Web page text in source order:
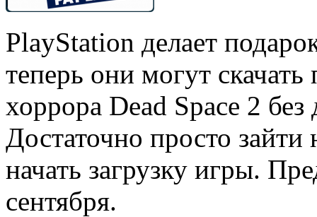
PlayStation делает
теперь они могут
хоррора Dead Space 2
Достаточно просто зайти
начать загрузку игры.
сентября.